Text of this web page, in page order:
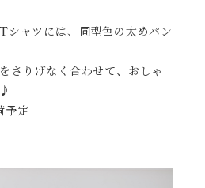
シャツには、同型色の太めパン
さりげなく合わせて、おしゃ
予定